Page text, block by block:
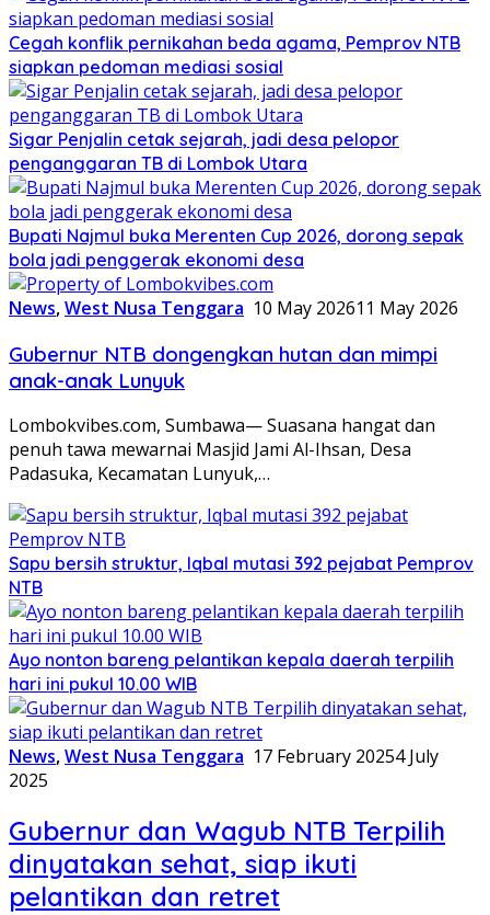
Cegah konflik pernikahan beda agama, Pemprov NTB
siapkan pedoman mediasi sosial
Sigar Penjalin cetak sejarah, jadi desa pelopor
penganggaran TB di Lombok Utara
Bupati Najmul buka Merenten Cup 2026, dorong sepak
bola jadi penggerak ekonomi desa
News,West Nusa Tenggara 10 May 202611 May 2026
Gubernur NTB dongengkan hutan dan mimpi
anak-anak Lunyuk
Lombokvibes.com, Sumbawa— Suasana hangat dan
penuh tawa mewarnai Masjid Jami Al-Ihsan, Desa
Padasuka, Kecamatan Lunyuk,…
Sapu bersih struktur, Iqbal mutasi 392 pejabat Pemprov
NTB
Ayo nonton bareng pelantikan kepala daerah terpilih
hari ini pukul 10.00 WIB
News,West Nusa Tenggara 17 February 20254 July
2025
Gubernur dan Wagub NTB Terpilih
dinyatakan sehat, siap ikuti
pelantikan dan retret